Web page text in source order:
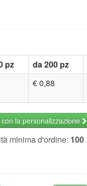
pz da 200 pz
€ 0,88
la personalizzazione
minima d'ordine: 100